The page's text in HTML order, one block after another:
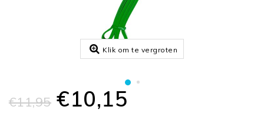
Klik om te vergroten
€11,95 €10,15